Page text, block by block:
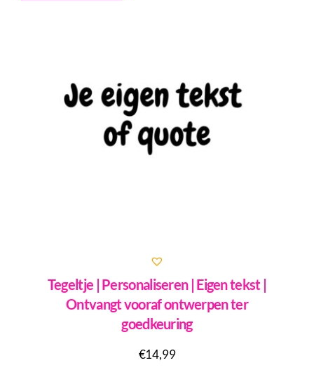
Tegeltje | Personaliseren | Eigen tekst |
Ontvangt vooraf ontwerpen ter
goedkeuring
€14,99